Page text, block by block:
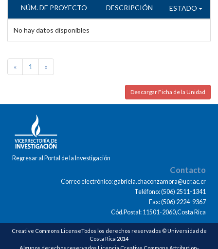
NÚM. DE PROYECTO DESCRIPCIÓN ESTADO
No hay datos disponibles
« 1 »
Descargar Ficha de la Unidad
Regresar al Portal de la Investigación
Contacto
Correo electrónico: gabriela.chaconzamora@ucr.ac.cr
Teléfono: (506) 2511-1341
Fax: (506) 2224-9367
Cód.Postal: 11501-2060,Costa Rica
Creative Commons LicenseTodos los derechos reservados © Universidad de
Costa Rica 2014